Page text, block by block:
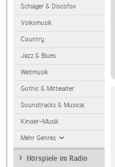
Schlager & Discofox
Volksmusik
Country
Jazz & Blues
Weltmusik
Gothic & Mittelalter
Soundtracks & Musical
Kinder-Musik
Mehr Genres
Hörspiele im Radio